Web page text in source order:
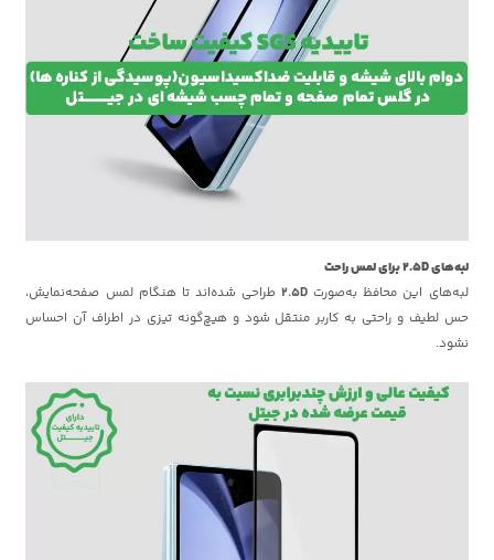
لبه‌های 2.5D برای لمس راحت
لبه‌های این محافظ به‌صورت 2.5Dطراحی شده‌اند تا هنگام لمس صفحه‌نمایش،
حس لطیف و راحتی به کاربر منتقل شود و هیچ‌گونه تیزی در اطراف آن احساس
نشود.